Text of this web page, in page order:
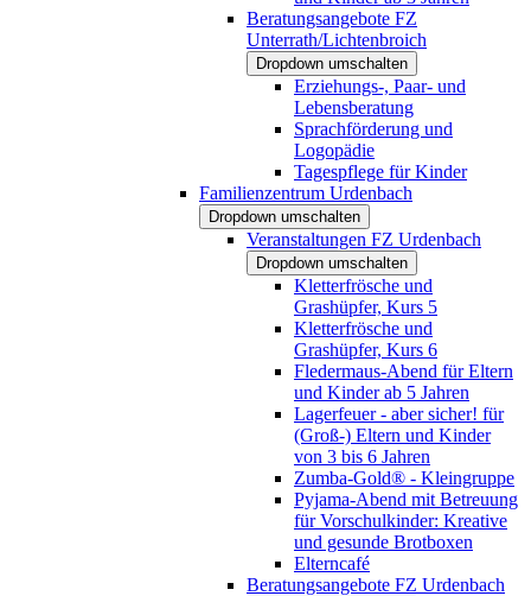
Beratungsangebote FZ
Unterrath/Lichtenbroich
Dropdown umschalten
Erziehungs-, Paar- und
Lebensberatung
Sprachförderung und
Logopädie
Tagespflege für Kinder
Familienzentrum Urdenbach
Dropdown umschalten
Veranstaltungen FZ Urdenbach
Dropdown umschalten
Kletterfrösche und
Grashüpfer, Kurs 5
Kletterfrösche und
Grashüpfer, Kurs 6
Fledermaus-Abend für Eltern
und Kinder ab 5 Jahren
Lagerfeuer - aber sicher! für
(Groß-) Eltern und Kinder
von 3 bis 6 Jahren
Zumba-Gold® - Kleingruppe
Pyjama-Abend mit Betreuung
für Vorschulkinder: Kreative
und gesunde Brotboxen
Elterncafé
Beratungsangebote FZ Urdenbach